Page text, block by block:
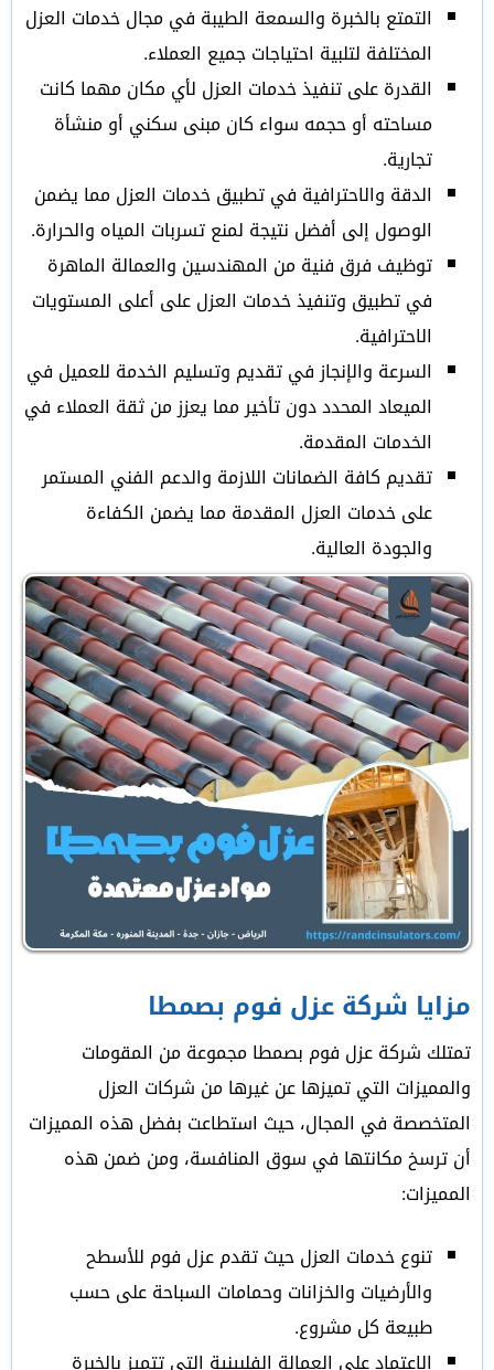
التمتع بالخبرة والسمعة الطيبة في مجال خدمات العزل
المختلفة لتلبية احتياجات جميع العملاء.
القدرة على تنفيذ خدمات العزل لأي مكان مهما كانت
مساحته أو حجمه سواء كان مبنى سكني أو منشأة
تجارية.
الدقة والاحترافية في تطبيق خدمات العزل مما يضمن
الوصول إلى أفضل نتيجة لمنع تسربات المياه والحرارة.
توظيف فرق فنية من المهندسين والعمالة الماهرة
في تطبيق وتنفيذ خدمات العزل على أعلى المستويات
الاحترافية.
السرعة والإنجاز في تقديم وتسليم الخدمة للعميل في
الميعاد المحدد دون تأخير مما يعزز من ثقة العملاء في
الخدمات المقدمة.
تقديم كافة الضمانات اللازمة والدعم الفني المستمر
على خدمات العزل المقدمة مما يضمن الكفاءة
والجودة العالية.
مزايا شركة عزل فوم بصمطا
تمتلك شركة عزل فوم بصمطا مجموعة من المقومات
والمميزات التي تميزها عن غيرها من شركات العزل
المتخصصة في المجال، حيث استطاعت بفضل هذه المميزات
أن ترسخ مكانتها في سوق المنافسة، ومن ضمن هذه
المميزات:
تنوع خدمات العزل حيث تقدم عزل فوم للأسطح
والأرضيات والخزانات وحمامات السباحة على حسب
طبيعة كل مشروع.
الاعتماد على العمالة الفلبينية التي تتميز بالخبرة